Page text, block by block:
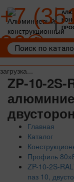
загрузка...
+7
36
ZP-10-
Главная
Каталог
Профиль
ZP-10-2S-
паз 10,